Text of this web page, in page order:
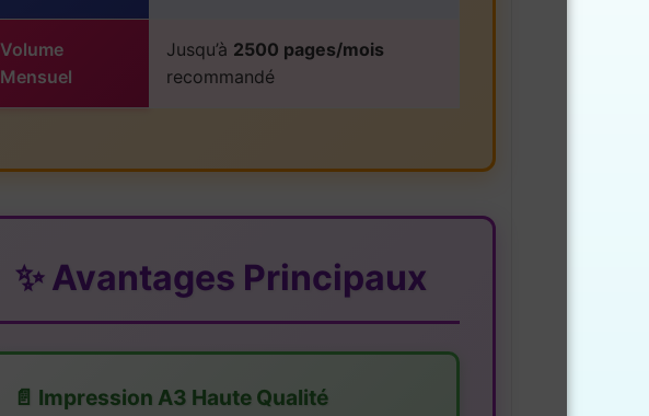
Volume
Mensuel
Jusqu’à 2500 pages/mois
recommandé
✨ Avantages Principaux
📄 Impression A3 Haute Qualité